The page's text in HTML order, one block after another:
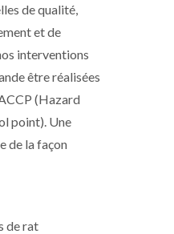
de qualité,
et de
interventions
être réalisées
(Hazard
point). Une
de la façon
de rat